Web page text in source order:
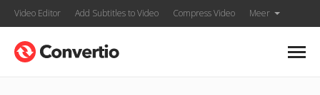
Video Editor Add Subtitles to Video Compress Video Meer